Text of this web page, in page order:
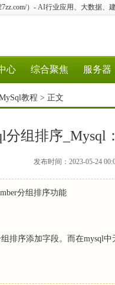
）- AI行业应用、大数据、
心 综合聚焦 服务器
教程 > 正文
分组排序_Mysql
发布时间：2023-05-24
分组排序功能
排序添加字段。而在mysql中